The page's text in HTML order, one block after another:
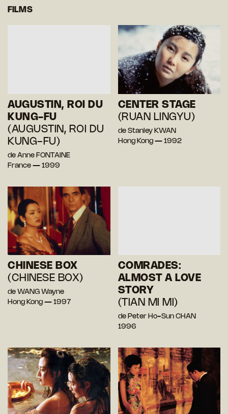
FILMS
AUGUSTIN, ROI DU
KUNG-FU
(AUGUSTIN, ROI DU
KUNG-FU)
de Anne FONTAINE
France — 1999
CENTER STAGE
(RUAN LINGYU)
de Stanley KWAN
Hong Kong — 1992
CHINESE BOX
(CHINESE BOX)
de WANG Wayne
Hong Kong — 1997
COMRADES:
ALMOST A LOVE
STORY
(TIAN MI MI)
de Peter Ho-Sun CHAN
1996